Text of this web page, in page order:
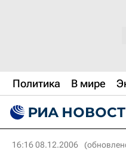
Политика В мире
16:16 08.12.2006